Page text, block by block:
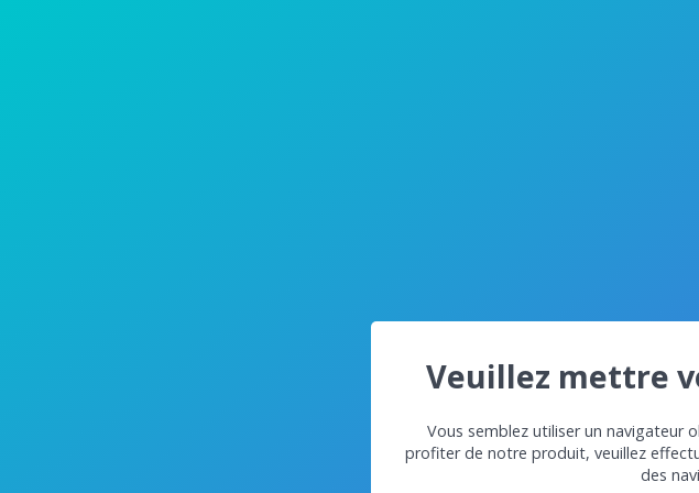
Veuillez mettre
Vous semblez utiliser un navigateur
profiter de notre produit, veuillez
des